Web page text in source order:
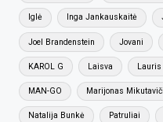
Iglė Inga Jankauskaitė
Joel Brandenstein Jovani
KAROL G Laisva Lauris
MAN-GO Marijonas
Natalija Bunkė Patruliai